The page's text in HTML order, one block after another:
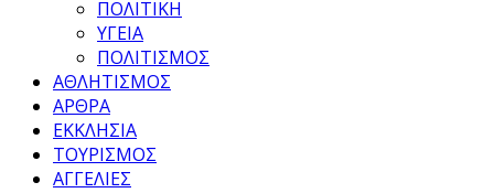
ΠΟΛΙΤΙΚΗ
ΥΓΕΙΑ
ΠΟΛΙΤΙΣΜΟΣ
ΑΘΛΗΤΙΣΜΟΣ
ΑΡΘΡΑ
ΕΚΚΛΗΣΙΑ
ΤΟΥΡΙΣΜΟΣ
ΑΓΓΕΛΙΕΣ